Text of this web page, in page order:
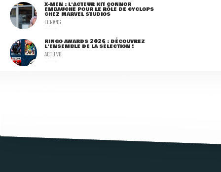
X-MEN : L'ACTEUR KIT CONNOR
EMBAUCHÉ POUR LE RÔLE DE CYCLOPS
CHEZ MARVEL STUDIOS
ECRANS
RINGO AWARDS 2026 : DÉCOUVREZ
L'ENSEMBLE DE LA SÉLECTION !
ACTU VO